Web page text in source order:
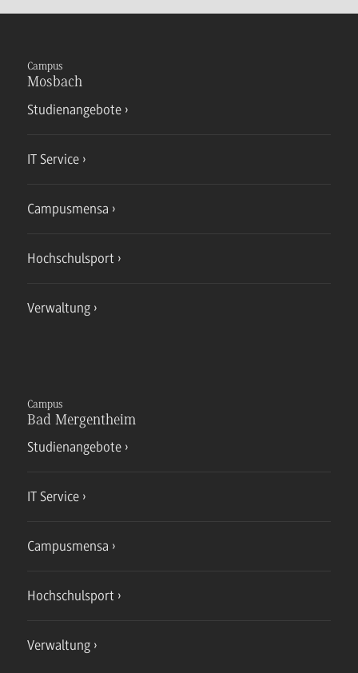
Campus
Mosbach
Studienangebote
IT Service
Campusmensa
Hochschulsport
Verwaltung
Campus
Bad Mergentheim
Studienangebote
IT Service
Campusmensa
Hochschulsport
Verwaltung